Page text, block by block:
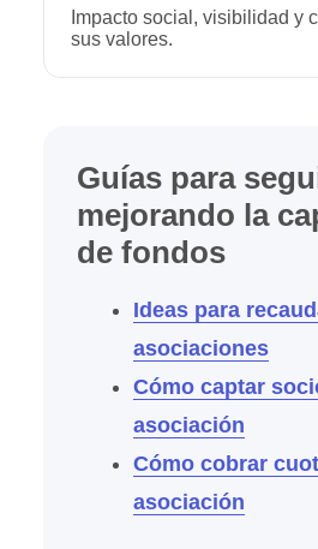
Impacto social, visibilidad y
sus valores.
Guías para
mejorando la
de fondos
Ideas para
asociaciones
Cómo captar
asociación
Cómo cobrar
asociación